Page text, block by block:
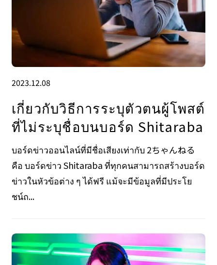
2023.12.08
เกี่ยวกับวิธีการระบุตัวตนผู้โพสต์
ที่ไม่ระบุชื่อบนบอร์ด Shitaraba
บอร์ดข่าวออนไลน์ที่มีชื่อเสียงเท่ากับ 2ちゃんねる
คือ บอร์ดข่าว Shitaraba ที่ทุกคนสามารถสร้างบอร์ด
ข่าวในหัวข้อต่าง ๆ ได้ฟรี แม้จะมีข้อมูลที่มีประโย
ชน์ถ...